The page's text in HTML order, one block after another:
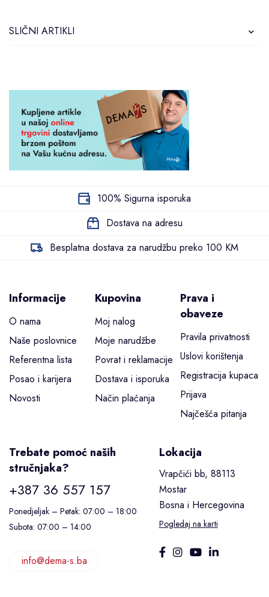
SLIČNI ARTIKLI
100% Sigurna isporuka
Dostava na adresu
Besplatna dostava za narudžbu preko 100 KM
Informacije
O nama
Naše poslovnice
Referentna lista
Posao i karijera
Novosti
Kupovina
Moj nalog
Moje narudžbe
Povrat i reklamacije
Dostava i isporuka
Način plaćanja
Prava i
obaveze
Pravila privatnosti
Uslovi korištenja
Registracija kupaca
Prijava
Najčešća pitanja
Trebate pomoć naših
stručnjaka?
+387 36 557 157
Ponedjeljak – Petak: 07:00 – 18:00
Subota: 07:00 – 14:00
info@dema-s.ba
Lokacija
Vrapčići bb, 88113
Mostar
Bosna i Hercegovina
Pogledaj na karti